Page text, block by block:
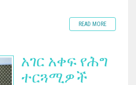
READ MORE
አገር አቀፍ የሕግ
ተርጓሚዎች